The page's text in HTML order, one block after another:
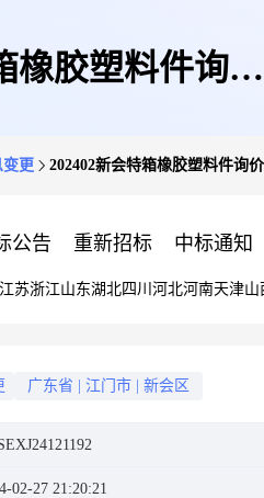
橡胶塑料件询价
公告
更 202402新会特箱橡胶塑料件询
公告 重新招标 中标通知
江苏浙江山东湖北四川 河北河南天津山
广东省 江门市 新会区
02-27 21:20:21